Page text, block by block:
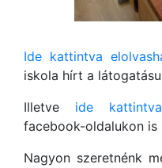
Ide kattintva
iskola hírt a
Illetve ide
facebook-oldalukon
Nagyon szeretnénk